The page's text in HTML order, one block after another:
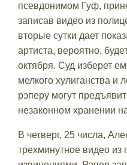
псевдонимом Гуф,
записав видео из
вторые сутки дает
артиста, вероятно,
октября. Суд изберет
мелкого хулиганства и
рэперу могут
незаконном хранении
В четверг, 25 числа,
трехминутное видео из